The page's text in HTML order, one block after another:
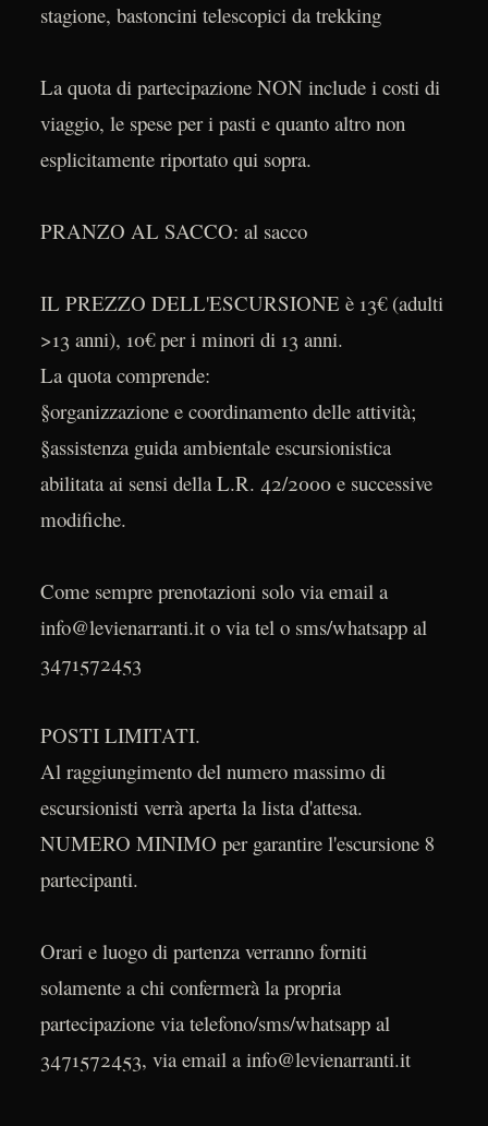
stagione, bastoncini telescopici da trekking
La quota di partecipazione NON include i costi di
viaggio, le spese per i pasti e quanto altro non
esplicitamente riportato qui sopra.
PRANZO AL SACCO: al sacco
IL PREZZO DELL'ESCURSIONE è 13€ (adulti
>13 anni), 10€ per i minori di 13 anni.
La quota comprende:
§organizzazione e coordinamento delle attività;
§assistenza guida ambientale escursionistica
abilitata ai sensi della L.R. 42/2000 e successive
modifiche.
Come sempre prenotazioni solo via email a
info@levienarranti.it o via tel o sms/whatsapp al
3471572453
POSTI LIMITATI.
Al raggiungimento del numero massimo di
escursionisti verrà aperta la lista d'attesa.
NUMERO MINIMO per garantire l'escursione 8
partecipanti.
Orari e luogo di partenza verranno forniti
solamente a chi confermerà la propria
partecipazione via telefono/sms/whatsapp al
3471572453, via email a info@levienarranti.it